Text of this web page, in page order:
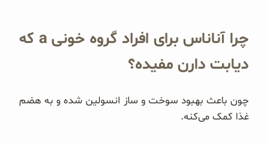
چرا آناناس برای افراد گروه خونی a که
دیابت دارن مفیده؟
چون باعث بهبود سوخت و ساز انسولین شده و به هضم
غذا کمک می‌کنه.